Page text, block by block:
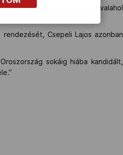
kellemetlenségeket, és valahol
Csepeli Lajos azonban
sokáig hiába kandidált,